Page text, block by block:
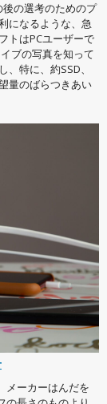
の選考のためのプ
になるような、急
トはPCユーザーで
ブの写真を知って
特に、約SSD、
量のばらつきあい
メーカーはんだを